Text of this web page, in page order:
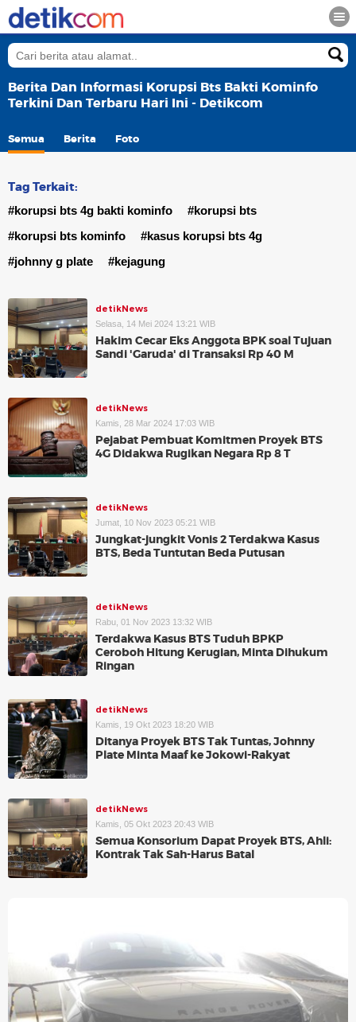
Berita Dan Informasi Korupsi Bts Bakti Kominfo
Terkini Dan Terbaru Hari Ini - Detikcom
Semua Berita Foto
Tag Terkait:
#korupsi bts 4g bakti kominfo
#korupsi bts
#korupsi bts kominfo
#kasus korupsi bts 4g
#johnny g plate
#kejagung
detikNews
Selasa, 14 Mei 2024 13:21 WIB
Hakim Cecar Eks Anggota BPK soal Tujuan
Sandi 'Garuda' di Transaksi Rp 40 M
detikNews
Kamis, 28 Mar 2024 17:03 WIB
Pejabat Pembuat Komitmen Proyek BTS
4G Didakwa Rugikan Negara Rp 8 T
detikNews
Jumat, 10 Nov 2023 05:21 WIB
Jungkat-jungkit Vonis 2 Terdakwa Kasus
BTS, Beda Tuntutan Beda Putusan
detikNews
Rabu, 01 Nov 2023 13:32 WIB
Terdakwa Kasus BTS Tuduh BPKP
Ceroboh Hitung Kerugian, Minta Dihukum
Ringan
detikNews
Kamis, 19 Okt 2023 18:20 WIB
Ditanya Proyek BTS Tak Tuntas, Johnny
Plate Minta Maaf ke Jokowi-Rakyat
detikNews
Kamis, 05 Okt 2023 20:43 WIB
Semua Konsorium Dapat Proyek BTS, Ahli:
Kontrak Tak Sah-Harus Batal